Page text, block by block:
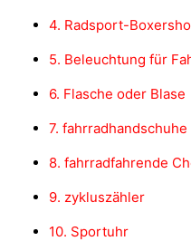
4. Radsport-
5. Beleuchtung für
6. Flasche oder Blase
7. fahrradhandschuhe
8. fahrradfahrende
9. zykluszähler
10. Sportuhr